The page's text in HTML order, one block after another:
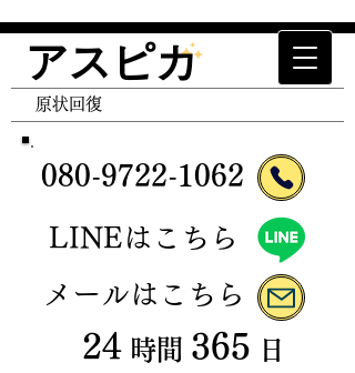
エアコン清掃 エアコンクリーニング ハウスクリ
ーニング 空室清掃 抑制津クリーニング トイレ
クリーニング キッチンクリーニング レンジフー
ドクリーニング 原状回復 退去清掃 入居前清
掃 家事代行 便利屋 クロス張替 退去立ち合い
080-9722-1062
​LINEはこちら
​メールはこちら
24 時間 365 日
​原状回復
アスピカ